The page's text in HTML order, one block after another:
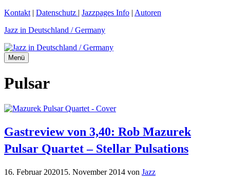
Zum
springen
Kontakt | Datenschutz | Jazzpages Info | Autoren
Jazz in Deutschland / Germany
Menü
Pulsar
Gastreview von 3,40: Rob Mazurek
Pulsar Quartet – Stellar Pulsations
16. Februar 202015. November 2014 von Jazz